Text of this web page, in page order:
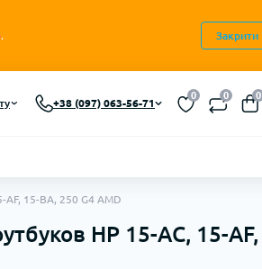
. Закрити
+38 (097) 063-56-71
0 0 0
15-BA, 250 G4 AMD
HP 15-AC, 15-AF,